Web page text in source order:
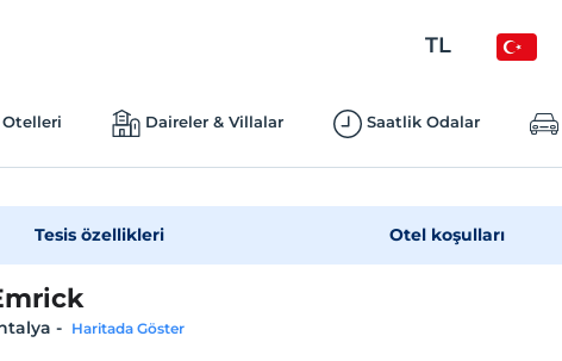
TL
Daireler & Villalar Saatlik Odalar
Tesis özellikleri Otel koşulları
- Haritada Göster